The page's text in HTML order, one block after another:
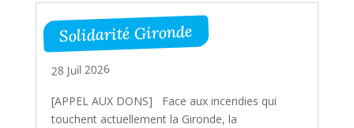
Solidarité Gironde
28 Juil 2026
[APPEL AUX DONS] Face aux incendies qui
touchent actuellement la Gironde, la